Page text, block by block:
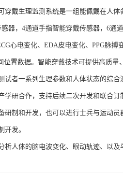
穿戴生理监测系统是一组能佩戴在人
器，4通道手指智能穿戴传感器，6通
心电变化、EDA皮电变化、PPG脉
位置数据。智能穿戴技术可提供高质
试者一系列生理参数和人体状态的综
学研合作，支持后续二次开发和联合
研制和开发，也可以进行士兵与运动
开发。
析人体的脑电波变化、眼动轨迹、以